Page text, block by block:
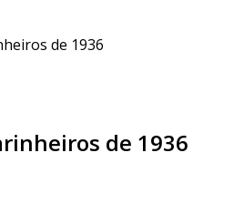
de 1936
de 1936